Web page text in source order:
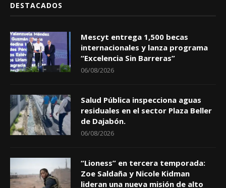
DESTACADOS
Mescyt entrega 1,500 becas
internacionales y lanza programa
“Excelencia Sin Barreras”
06/08/2026
Salud Pública inspecciona aguas
residuales en el sector Plaza Beller
de Dajabón.
06/08/2026
“Lioness” en tercera temporada:
Zoe Saldaña y Nicole Kidman
lideran una nueva misión de alto